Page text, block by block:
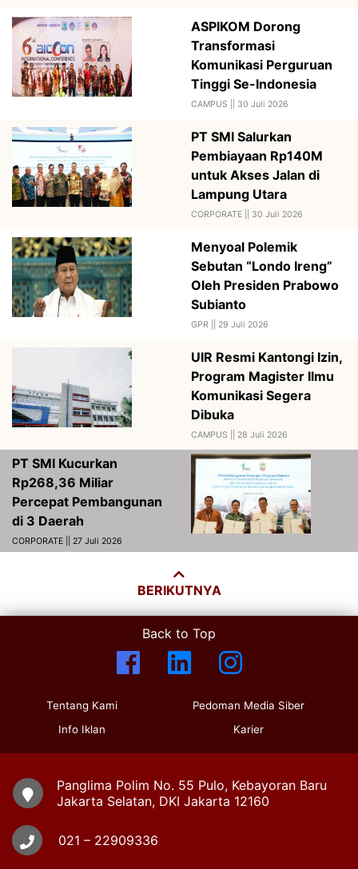
ASPIKOM Dorong
Transformasi
Komunikasi Perguruan
Tinggi Se-Indonesia
CAMPUS || 30 Juli 2026
PT SMI Salurkan
Pembiayaan Rp140M
untuk Akses Jalan di
Lampung Utara
CORPORATE || 30 Juli 2026
Menyoal Polemik
Sebutan “Londo Ireng”
Oleh Presiden Prabowo
Subianto
GPR || 29 Juli 2026
UIR Resmi Kantongi Izin,
Program Magister Ilmu
Komunikasi Segera
Dibuka
CAMPUS || 28 Juli 2026
PT SMI Kucurkan
Rp268,36 Miliar
Percepat Pembangunan
di 3 Daerah
CORPORATE || 27 Juli 2026
BERIKUTNYA
Back to Top
Tentang Kami
Info Iklan
Pedoman Media Siber
Karier
Panglima Polim No. 55 Pulo, Kebayoran Baru
Jakarta Selatan, DKI Jakarta 12160
021 – 22909336